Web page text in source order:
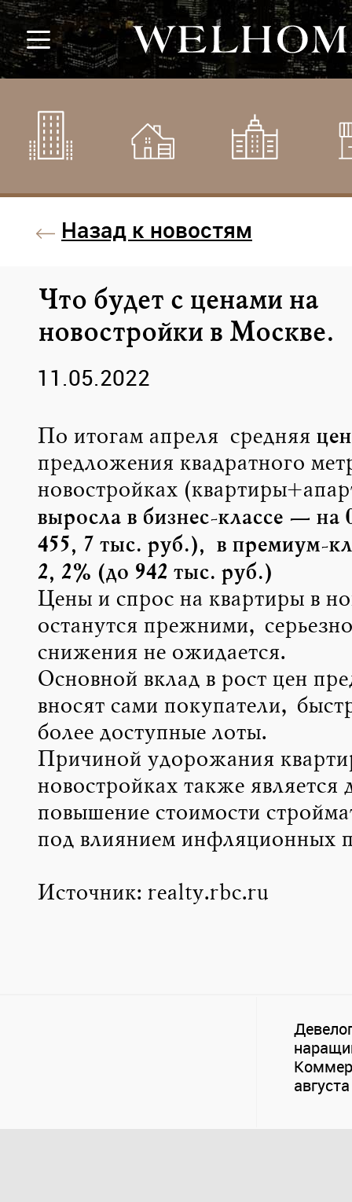
Назад к новостям
Что будет с ценами на
новостройки в Москве.
11.05.2022
По итогам апреля средняя
предложения квадратного
новостройках
выросла в бизнес-классе — на
455,7 тыс. руб.), в премиум-
2,2% (до 942 тыс. руб.)
Цены и спрос на квартиры в
останутся прежними,
снижения не ожидается.
Основной вклад в рост цен
вносят сами покупатели,
более доступные лоты.
Причиной удорожания
новостройках также является
повышение стоимости
под влиянием инфляционных
Источник: realty.rbc.ru
августа